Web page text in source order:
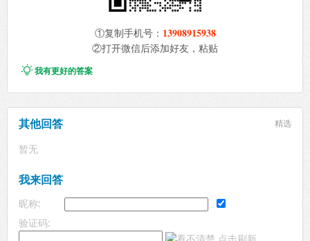
①复制手机号： 13908915938
②打开微信后添加好友，粘贴
我有更好的答案
其他回答 精选
暂无
我来回答
昵称:
验证码: